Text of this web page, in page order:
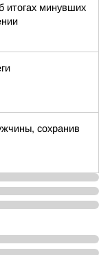
итогах минувших
сохранив